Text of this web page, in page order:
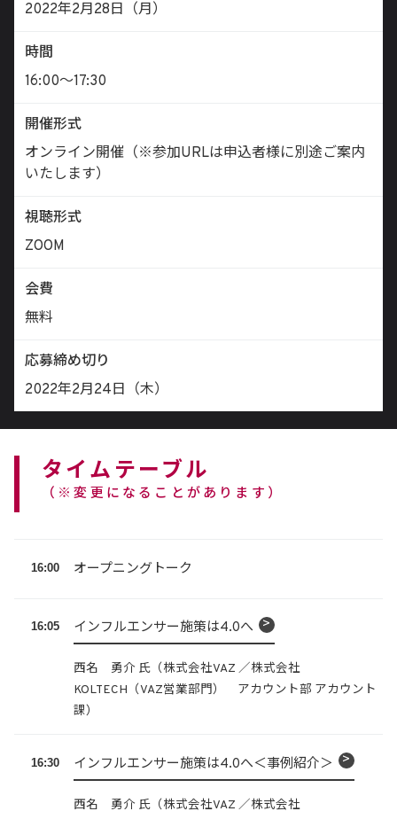
2022年2月28日（月）
時間
16:00〜17:30
開催形式
オンライン開催（※参加URLは申込者様に別途ご案内
いたします）
視聴形式
ZOOM
会費
無料
応募締め切り
2022年2月24日（木）
タイムテーブル
（※変更になることがあります）
16:00 オープニングトーク
16:05 インフルエンサー施策は4.0へ
西名 勇介 氏（株式会社VAZ ／株式会社
KOLTECH（VAZ営業部門） アカウント部 アカウント
課）
16:30 インフルエンサー施策は4.0へ＜事例紹介＞
西名 勇介 氏（株式会社VAZ ／株式会社